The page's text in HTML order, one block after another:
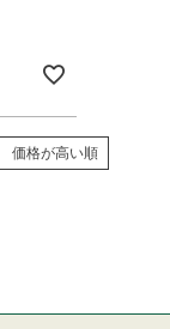
価格が高い順